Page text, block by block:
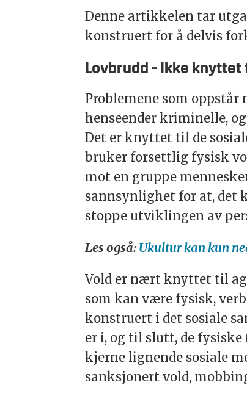
Denne artikkelen tar
konstruert for å delvis
Lovbrudd - Ikke
Problemene som
henseender kriminelle,
Det er knyttet til de
bruker forsettlig fysisk
mot en gruppe
sannsynlighet for at, det
stoppe utviklingen av
Les også: Ukultur kan kun
Vold er nært knyttet til
som kan være fysisk,
konstruert i det sosiale
er i, og til slutt, de
kjerne lignende sosiale
sanksjonert vold,